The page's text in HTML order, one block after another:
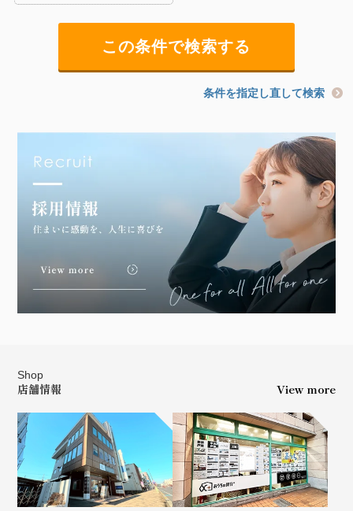
条件を指定し直して検索
Shop
店舗情報 View more